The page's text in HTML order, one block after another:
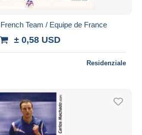
Team / Equipe de France
± 0,58 USD
Residenziale